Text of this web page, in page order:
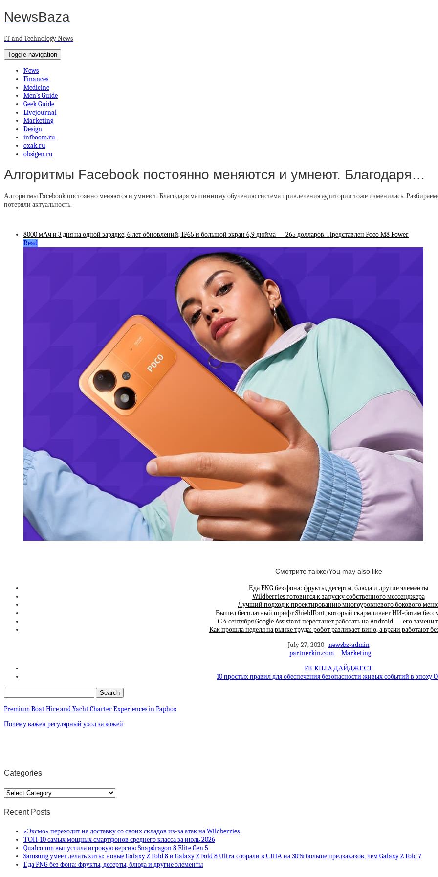
NewsBaza
IT and Technology News
Toggle navigation
News
Finances
Medicine
Men’s Guide
Geek Guide
Livejournal
Marketing
Design
infboom.ru
oxak.ru
obsigen.ru
Алгоритмы Facebook постоянно меняются и умнеют. Благодаря…
Алгоритмы Facebook постоянно меняются и умнеют. Благодаря машинному обучению система привлечения аудитории тоже изменилась.
потеряли актуальность.
8000 мАч и 3 дня на одной зарядке, 6 лет обновлений, IP65 и большой экран 6,9 дюйма — 265 долларов. Представлен Poco M8 Power
Read
Смотрите также/You may also like
Еда PNG без фона: фрукты, десерты, блюда и другие элементы
Wildberries готовится к запуску собственного мессенджера
Лучший подход к проектированию многоуровневого бокового
Вышел бесплатный шрифт ShieldFont, который скармливает ИИ-ботам
С 4 сентября Google Assistant перестанет работать на Android — его
Как прошла неделя на рынке труда: робот разливает вино, а врачи работают
July 27, 2020 newsbz-admin
partnerkin.com
Marketing
FB-KILLA ДАЙДЖЕСТ
10 простых правил для обеспечения безопасности живых событий в эпоху
Premium Boat Hire and Yacht Charter Experiences in Paphos
Почему важен регулярный уход за кожей
Categories
Categories
Recent Posts
«Эксмо» переходит на доставку со своих складов из-за атак на Wildberries
ТОП-10 самых мощных смартфонов среднего класса за июль 2026
Qualcomm выпустила игровую версию Snapdragon 8 Elite Gen 5
Samsung умеет делать хиты: новые Galaxy Z Fold 8 и Galaxy Z Fold 8 Ultra собрали в США на 30% больше предзаказов, чем Galaxy Z Fold 7
Еда PNG без фона: фрукты, десерты, блюда и другие элементы